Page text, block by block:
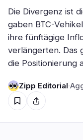
Eilmeldungen
Rankings
Die Divergenz ist
gaben BTC-
ihre fünftägige
verlängerten. Das
die Positionierung
Zipp Editorial·